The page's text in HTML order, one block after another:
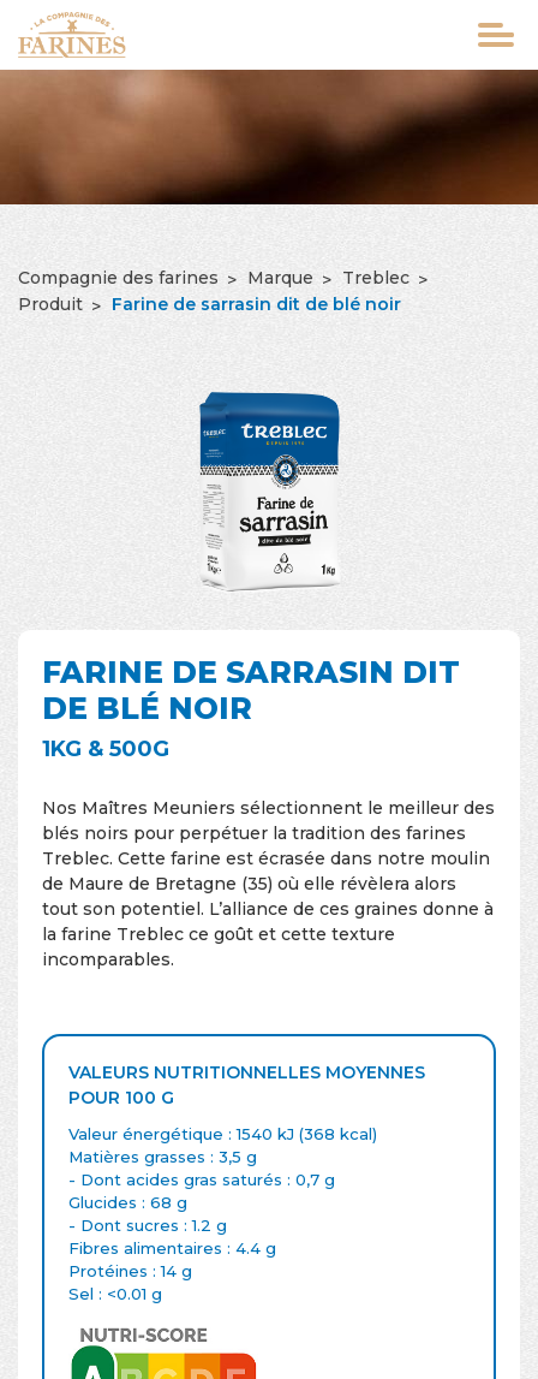
au
contenu
FIL
Compagnie des farines Marque
Treblec
Produit
Farine de sarrasin dit de blé noir
FARINE DE SARRASIN DIT
DE BLÉ NOIR
1KG & 500G
Nos Maîtres Meuniers sélectionnent le meilleur des
blés noirs pour perpétuer la tradition des farines
Treblec. Cette farine est écrasée dans notre moulin
de Maure de Bretagne (35) où elle révèlera alors
tout son potentiel. L’alliance de ces graines donne à
la farine Treblec ce goût et cette texture
incomparables.
VALEURS NUTRITIONNELLES MOYENNES
POUR 100 G
Valeur énergétique : 1540 kJ (368 kcal)
Matières grasses : 3,5 g
- Dont acides gras saturés : 0,7 g
Glucides : 68 g
- Dont sucres : 1.2 g
Fibres alimentaires : 4.4 g
Protéines : 14 g
Sel : <0.01 g